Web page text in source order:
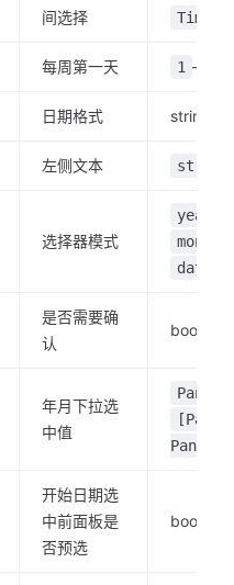
间选择
每周第一天 1 –
日期格式 string
左侧文本 string
选择器模式
year
month
date
是否需要确
认
boolean
年月下拉选
中值
开始日期选
中前面板是
否预选
boolean